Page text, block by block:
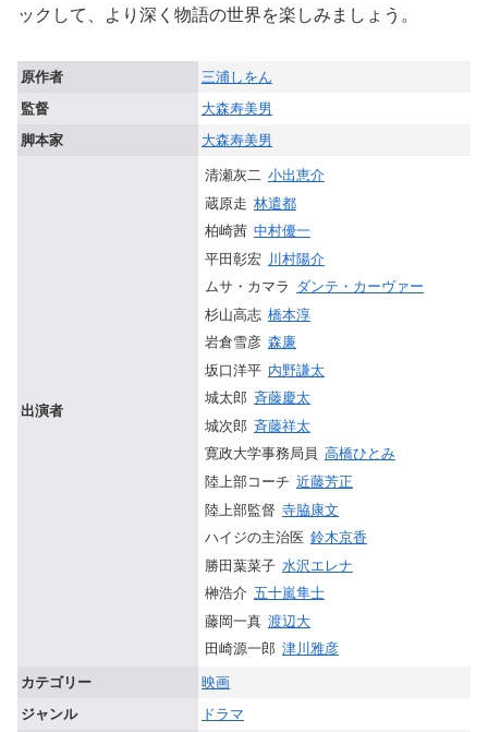
ックして、より深く物語の世界を楽しみましょう。
原作者
三浦しをん
監督
大森寿美男
脚本家
大森寿美男
出演者
清瀬灰二 小出恵介
蔵原走 林遣都
柏崎茜 中村優一
平田彰宏 川村陽介
ムサ・カマラ ダンテ・カーヴァー
杉山高志 橋本淳
岩倉雪彦 森廉
坂口洋平 内野謙太
城太郎 斉藤慶太
城次郎 斉藤祥太
寛政大学事務局員 高橋ひとみ
陸上部コーチ 近藤芳正
陸上部監督 寺脇康文
ハイジの主治医 鈴木京香
勝田葉菜子 水沢エレナ
榊浩介 五十嵐隼士
藤岡一真 渡辺大
田崎源一郎 津川雅彦
カテゴリー
映画
ジャンル
ドラマ